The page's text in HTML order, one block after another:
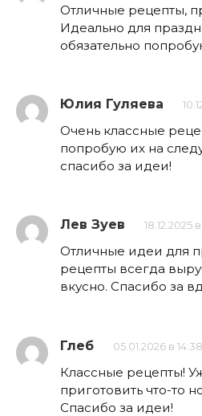
Отличные рецепты,
Идеально для
обязательно
Юлия Гуляева
Очень классные
попробую их на
спасибо за идеи!
Лев Зуев 18.12.2025 в
Отличные идеи для
рецепты всегда
вкусно. Спасибо за
Глеб 05.01.2026 в 14:38
Классные рецепты!
приготовить что-то
Спасибо за идеи!